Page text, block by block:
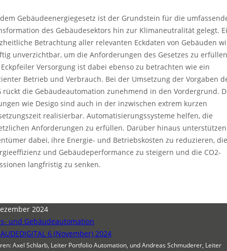
Gebäudeenergiegesetz ist der Grundstein für die
des Gebäudesektors hin zur Klimaneutralität gelegt.
Betrachtung aller relevanten Eckdaten von Gebäuden
unverzichtbar, um die Anforderungen des Gesetzes zu
Versorgung ist dabei ebenso zu betrachten wie ein
Betrieb und Verbrauch. Bei der Umsetzung der Vorgaben
rückt die Gebäudeautomation zunehmend in den Vordergrund.
wie Desigo sind auch in der inzwischen extrem kurzen
realisierbar. Automatisierungssysteme helfen, die
Anforderungen zu erfüllen. Darüber hinaus
dabei, ihre Energie- und Betriebskosten zu reduzieren, die
und Gebäudeperformance zu steigern und die CO2-
langfristig zu senken.
2024
und Gebäudeautomation
6 (November) 2024
Axel Schlarb, Leiter Portfolio Automation, und Andreas Schmuderer, Leiter